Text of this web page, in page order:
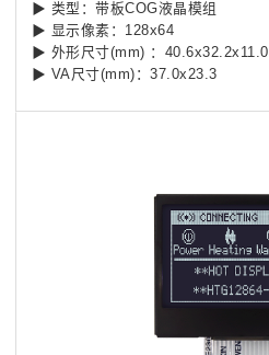
▶ 类型：带板COG液晶模组
▶ 显示像素：128x64
▶ 外形尺寸(mm) ：40.6x32.2x11.0
▶ VA尺寸(mm)：37.0x23.3